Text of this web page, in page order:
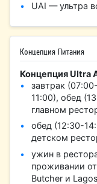
UAI — ультра
Концепция Питания
Концепция Ultra
завтрак
11:00), обед
главном
обед (12:30-
детском
ужин в
проживании
Butcher и